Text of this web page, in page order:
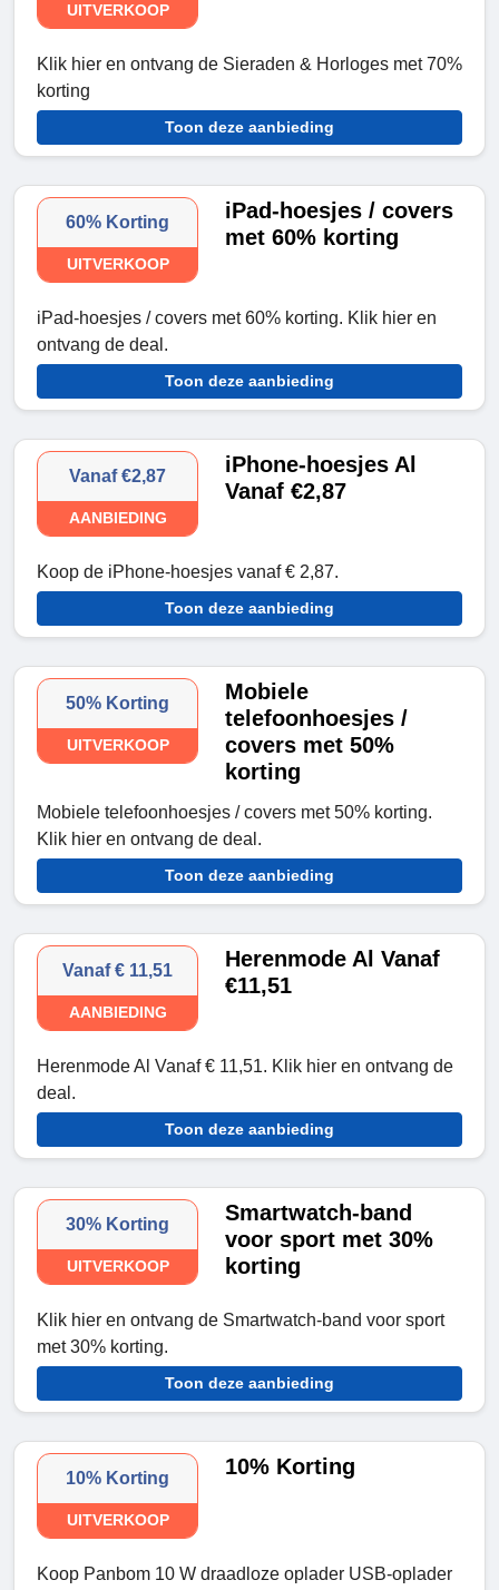
UITVERKOOP
Klik hier en ontvang de Sieraden & Horloges met 70%
korting
Toon deze aanbieding
60% Korting
UITVERKOOP
iPad-hoesjes / covers
met 60% korting
iPad-hoesjes / covers met 60% korting. Klik hier en
ontvang de deal.
Toon deze aanbieding
Vanaf €2,87
AANBIEDING
iPhone-hoesjes Al
Vanaf €2,87
Koop de iPhone-hoesjes vanaf € 2,87.
Toon deze aanbieding
50% Korting
UITVERKOOP
Mobiele
telefoonhoesjes /
covers met 50%
korting
Mobiele telefoonhoesjes / covers met 50% korting.
Klik hier en ontvang de deal.
Toon deze aanbieding
Vanaf € 11,51
AANBIEDING
Herenmode Al Vanaf
€11,51
Herenmode Al Vanaf € 11,51. Klik hier en ontvang de
deal.
Toon deze aanbieding
30% Korting
UITVERKOOP
Smartwatch-band
voor sport met 30%
korting
Klik hier en ontvang de Smartwatch-band voor sport
met 30% korting.
Toon deze aanbieding
10% Korting
UITVERKOOP
10% Korting
Koop Panbom 10 W draadloze oplader USB-oplader